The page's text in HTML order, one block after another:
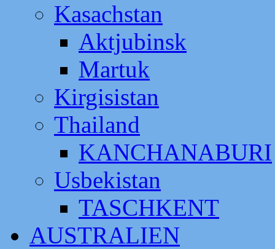
Kasachstan
Aktjubinsk
Martuk
Kirgisistan
Thailand
KANCHANABURI
Usbekistan
TASCHKENT
AUSTRALIEN